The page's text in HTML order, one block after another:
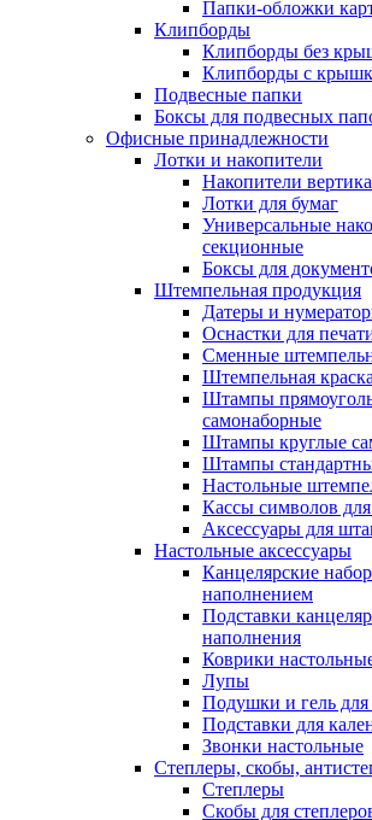
Папки-обложки
Клипборды
Клипборды без
Клипборды с
Подвесные папки
Боксы для подвесных
Офисные принадлежности
Лотки и накопители
Накопители
Лотки для бумаг
Универсальные
секционные
Боксы для
Штемпельная продукция
Датеры и
Оснастки для
Сменные
Штемпельная краска
Штампы
самонаборные
Штампы круглые
Штампы
Настольные
Кассы символов
Аксессуары для
Настольные аксессуары
Канцелярские
наполнением
Подставки
наполнения
Коврики
Лупы
Подушки и гель для
Подставки для
Звонки настольные
Степлеры, скобы,
Степлеры
Скобы для